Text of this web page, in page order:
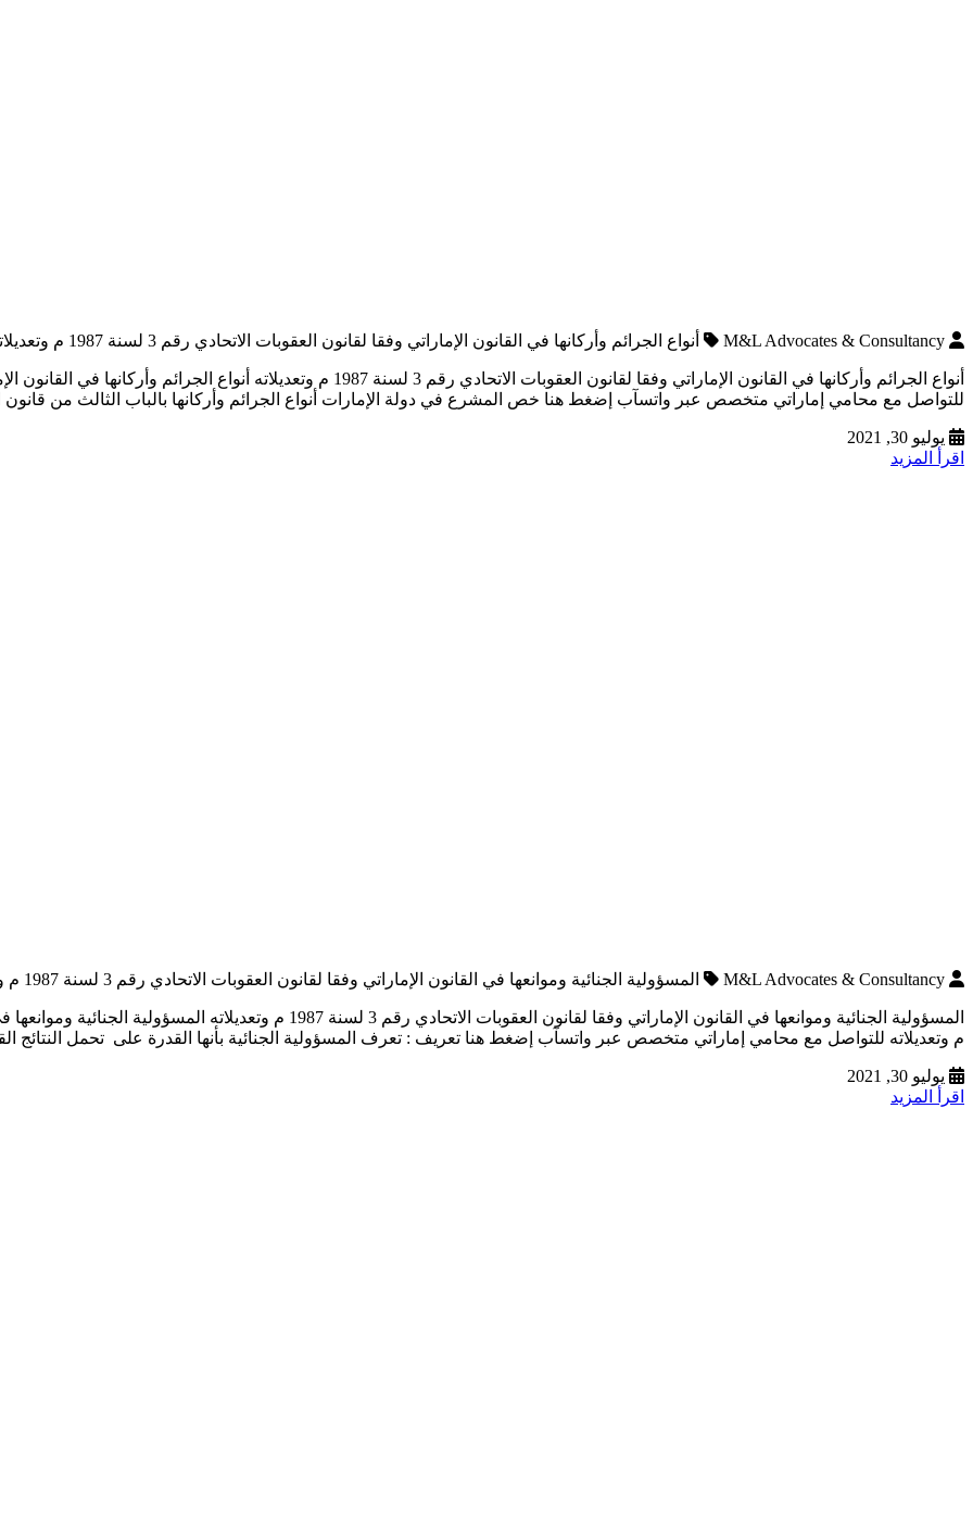
M&L Advocates & Consultancy أنواع الجرائم وأركانها في القانون الإماراتي وفقا لقانون العقوبات الاتحادي رقم 3 لسنة 1987 م وتعديلاته
للتواصل مع محامي إماراتي متخصص عبر واتسآب إضغط هنا خص المشرع في دولة الإمارات أنواع الجرائم وأركانها بالباب الثالث من قانون
يوليو 30, 2021
اقرأ المزيد
M&L Advocates & Consultancy المسؤولية الجنائية وموانعها في القانون الإماراتي وفقا لقانون العقوبات الاتحادي رقم 3 لسنة 1987 م وتعديلاته
م وتعديلاته للتواصل مع محامي إماراتي متخصص عبر واتسآب إضغط هنا تعريف : تعرف المسؤولية الجنائية بأنها القدرة على تحمل النتائج
يوليو 30, 2021
اقرأ المزيد